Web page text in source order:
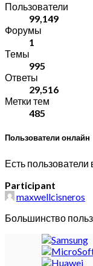
Пользователи
99,149
Форумы
1
Темы
995
Ответы
29,516
Метки тем
485
Пользователи онлайн
Есть пользователи
Participant
maxwellcisneros
Большинство